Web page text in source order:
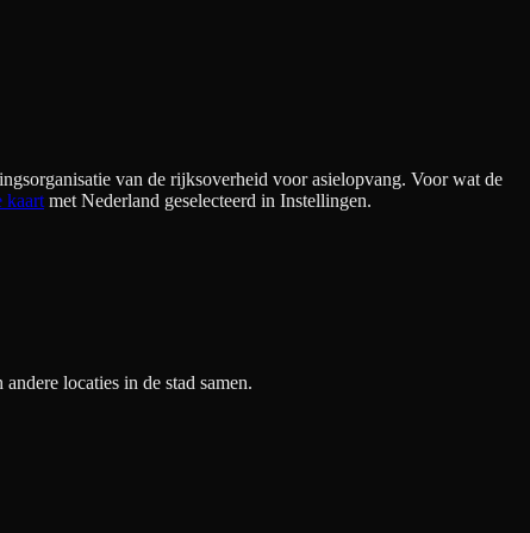
van de rijksoverheid voor asielopvang. Voor wat de
kaart met Nederland geselecteerd in Instellingen.
locaties in de stad samen.